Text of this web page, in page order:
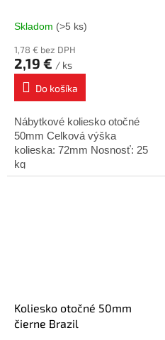
Skladom (>5 ks)
1,78 € bez DPH
2,19 € / ks
Do košíka
Nábytkové koliesko otočné
50mm Celková výška
kolieska: 72mm Nosnosť: 25
kg
Koliesko otočné 50mm
čierne Brazil